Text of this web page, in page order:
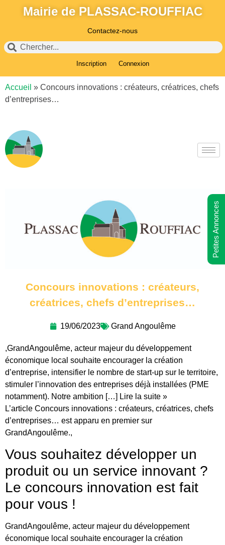
Mairie de PLASSAC-ROUFFIAC
Contactez-nous
Inscription Connexion
Accueil » Concours innovations : créateurs, créatrices, chefs
d’entreprises…
Concours innovations : créateurs,
créatrices, chefs d’entreprises…
19/06/2023 Grand Angoulême
,GrandAngoulême, acteur majeur du développement
économique local souhaite encourager la création
d’entreprise, intensifier le nombre de start-up sur le territoire,
stimuler l’innovation des entreprises déjà installées (PME
notamment). Notre ambition […] Lire la suite »
L’article Concours innovations : créateurs, créatrices, chefs
d’entreprises… est apparu en premier sur
GrandAngoulême.,
Vous souhaitez développer un
produit ou un service innovant ?
Le concours innovation est fait
pour vous !
GrandAngoulême, acteur majeur du développement
économique local souhaite encourager la création
Petites Annonces